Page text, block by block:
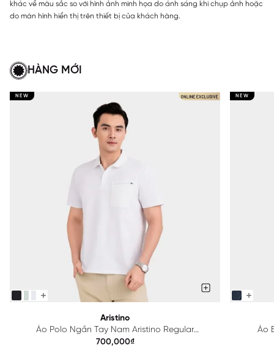
khác về màu sắc so với hình ảnh minh họa do ánh sáng khi chụp ảnh hoặc
do màn hình hiển thị trên thiết bị của khách hàng.
HÀNG MỚI
NEW
Aristino
Áo Polo Ngắn Tay Nam Aristino Regular
APS615EDP01
700,000₫
NEW
Áo